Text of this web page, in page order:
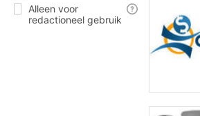
Alleen voor
redactioneel gebruik